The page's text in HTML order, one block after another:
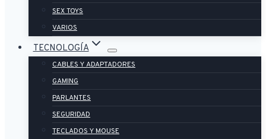
SEX TOYS
VARIOS
TECNOLOGÍA
CABLES Y ADAPTADORES
GAMING
PARLANTES
SEGURIDAD
TECLADOS Y MOUSE